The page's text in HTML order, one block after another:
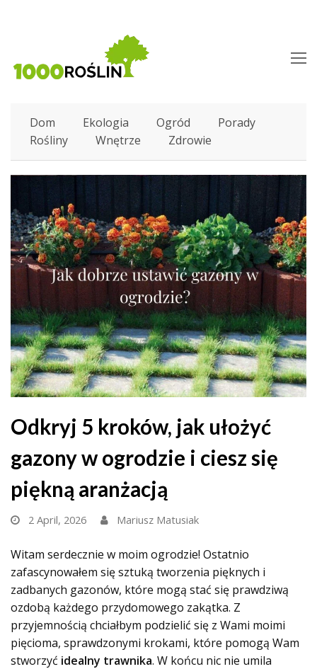
Dom Ekologia Ogród
Porady
Rośliny
Wnętrze Zdrowie
Odkryj 5 kroków, jak ułożyć
gazony w ogrodzie i ciesz się
piękną aranżacją
2 April, 2026 Mariusz Matusiak
Witam serdecznie w moim ogrodzie! Ostatnio
zafascynowałem się sztuką tworzenia pięknych i
zadbanych gazonów, które mogą stać się prawdziwą
ozdobą każdego przydomowego zakątka. Z
przyjemnością chciałbym podzielić się z Wami moimi
pięcioma, sprawdzonymi krokami, które pomogą Wam
stworzyć idealny trawnika. W końcu nic nie umila